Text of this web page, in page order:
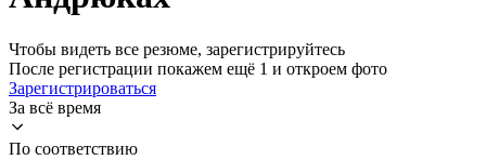
Чтобы видеть все резюме, зарегистрируйтесь
После регистрации покажем ещё 1 и откроем фото
Зарегистрироваться
За всё время
По соответствию